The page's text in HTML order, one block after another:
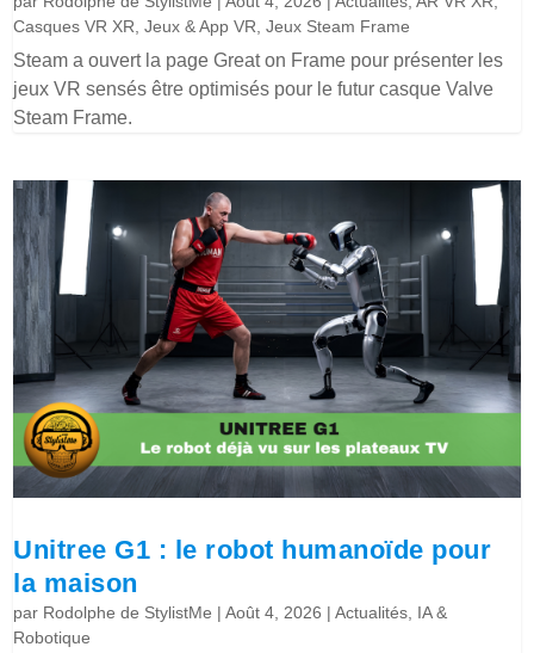
Casques VR XR ,Jeux & App VR ,Jeux Steam Frame
Steam a ouvert la page Great on Frame pour présenter les
jeux VR sensés être optimisés pour le futur casque Valve
Steam Frame.
Unitree G1 : le robot humanoïde pour
la maison
par Rodolphe de StylistMe |Août 4, 2026 |Actualités IA &
Robotique